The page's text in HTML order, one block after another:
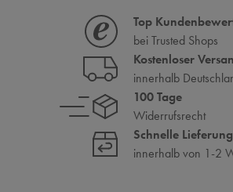
Top
bei Trusted Shops
Kostenloser
innerhalb
100 Tage
Widerrufsrecht
Schnelle Lieferung
innerhalb von 1-2